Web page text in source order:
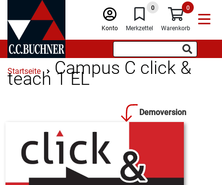
Konto
0
Merkzettel
0
Warenkorb
Startseite Campus C click &
teach 1 EL
Demoversion